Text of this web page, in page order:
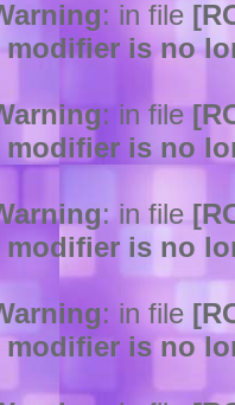
: in file
modifier is no
: in file
modifier is no
: in file
modifier is no
: in file
modifier is no